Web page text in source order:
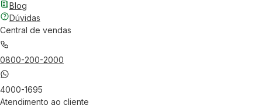
Blog
Dúvidas
Central de vendas
0800-200-2000
4000-1695
Atendimento ao cliente